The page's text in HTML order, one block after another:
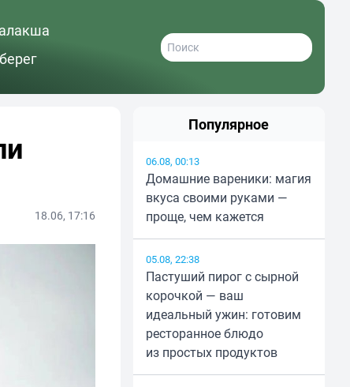
18.06, 17:16
Популярное
06.08, 00:13
Домашние вареники: магия
вкуса своими руками —
проще, чем кажется
05.08, 22:38
Пастуший пирог с сырной
корочкой — ваш
идеальный ужин: готовим
ресторанное блюдо
из простых продуктов